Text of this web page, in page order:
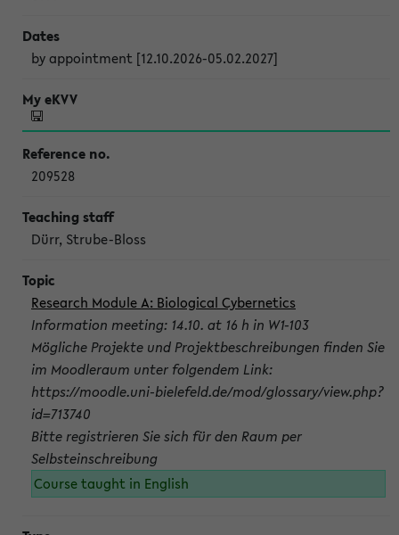
by appointment [12.10.2026-05.02.2027]
209528
Dürr, Strube-Bloss
Research Module A: Biological Cybernetics
Information meeting: 14.10. at 16 h in W1-103
Mögliche Projekte und Projektbeschreibungen finden Sie
im Moodleraum unter folgendem Link:
https://moodle.uni-bielefeld.de/mod/glossary/view.php?
id=713740
Bitte registrieren Sie sich für den Raum per
Selbsteinschreibung
Course taught in English